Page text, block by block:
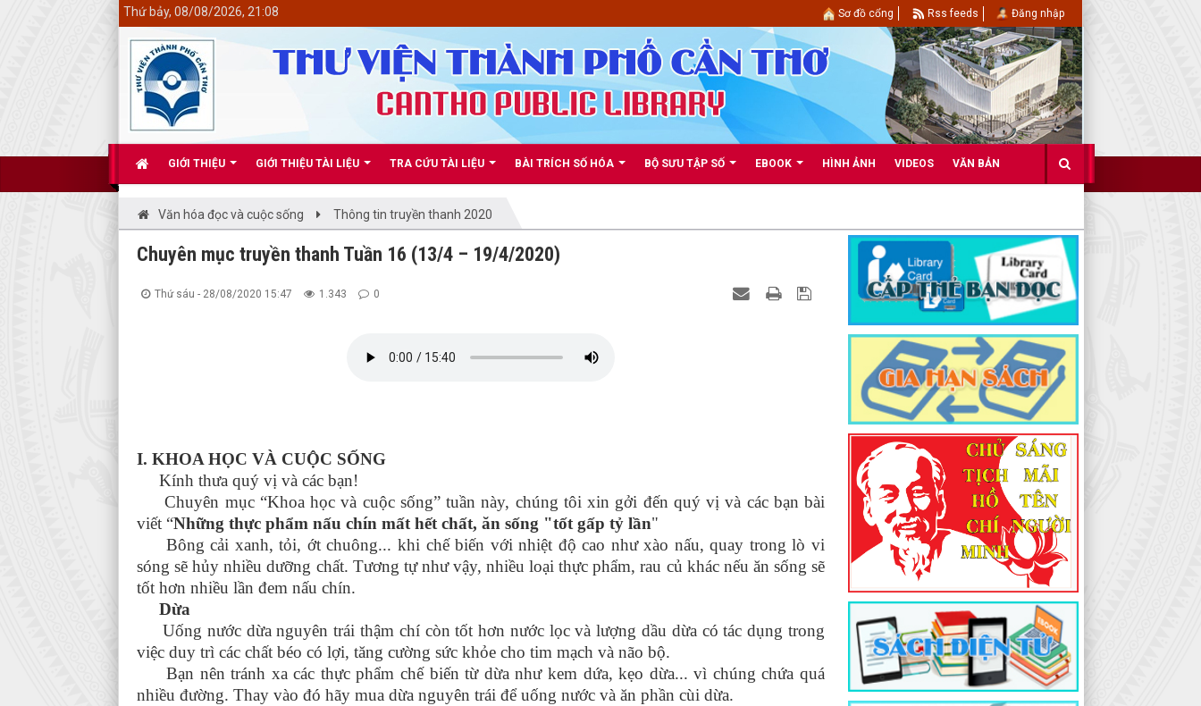
GIỚI THIỆU GIỚI THIỆU TÀI LIỆU TRA CỨU TÀI LIỆU BÀI TRÍCH SỐ HÓA BỘ SƯU TẬP SỐ EBOOK HÌNH ẢNH VIDEOS VĂN BẢN
Thứ bảy, 08/08/2026, 21:08 Sơ đồ cổng Rss feeds Đăng nhập
Văn hóa đọc và cuộc sống Thông tin truyền thanh 2020
Chuyên mục truyền thanh Tuần 16 (13/4 – 19/4/2020)
Thứ sáu - 28/08/2020 15:47 1.343 0
I. KHOA HỌC VÀ CUỘC SỐNG
Kính thưa quý vị và các bạn!
Chuyên mục “Khoa học và cuộc sống” tuần này, chúng tôi xin gởi đến quý vị và các bạn bài
viết “Những thực phẩm nấu chín mất hết chất, ăn sống "tốt gấp tỷ lần"
Bông cải xanh, tỏi, ớt chuông... khi chế biến với nhiệt độ cao như xào nấu, quay trong lò vi
sóng sẽ hủy nhiều dưỡng chất. Tương tự như vậy, nhiều loại thực phẩm, rau củ khác nếu ăn sống sẽ
tốt hơn nhiều lần đem nấu chín.
Dừa
Uống nước dừa nguyên trái thậm chí còn tốt hơn nước lọc và lượng dầu dừa có tác dụng trong
việc duy trì các chất béo có lợi, tăng cường sức khỏe cho tim mạch và não bộ.
Bạn nên tránh xa các thực phẩm chế biến từ dừa như kem dứa, kẹo dừa... vì chúng chứa quá
nhiều đường. Thay vào đó hãy mua dừa nguyên trái để uống nước và ăn phần cùi dừa.